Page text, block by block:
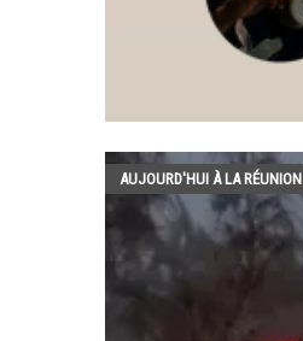
AUJOURD'HUI À LA RÉUNION